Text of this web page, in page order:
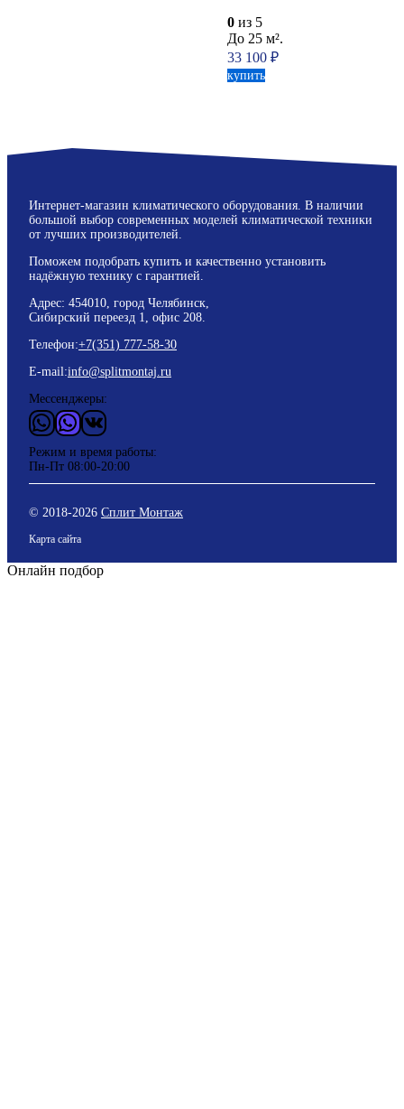
0из 5
До 25 м².
33 100 ₽
купить
Интернет-магазин климатического оборудования. В наличии
большой выбор современных моделей климатической техники
от лучших производителей.
Поможем подобрать купить и качественно установить
надёжную технику с гарантией.
Адрес: 454010, город Челябинск,
Сибирский переезд 1, офис 208.
Телефон:+7(351) 777-58-30
E-mail:info@splitmontaj.ru
Мессенджеры:
WhatsApp
ViderВКонтакте
Режим и время работы:
Пн-Пт 08:00-20:00
© 2018-2026 Сплит Монтаж
Карта сайта
Онлайн подбор